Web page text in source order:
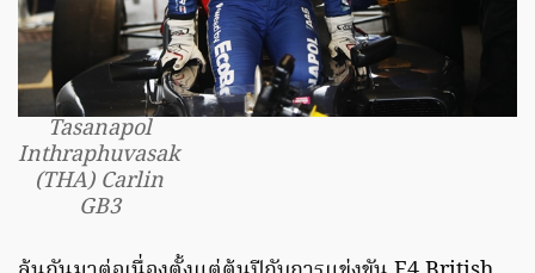
Tasanapol
Inthraphuvasak
(THA) Carlin
GB3